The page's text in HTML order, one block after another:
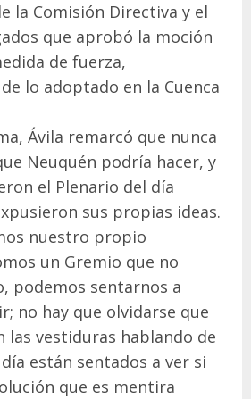
la Comisión Directiva y el
que aprobó la moción
de fuerza,
lo adoptado en la Cuenca
Ávila remarcó que nunca
Neuquén podría hacer, y
el Plenario del día
sus propias ideas.
nuestro propio
un Gremio que no
podemos sentarnos a
no hay que olvidarse que
las vestiduras hablando de
están sentados a ver si
que es mentira